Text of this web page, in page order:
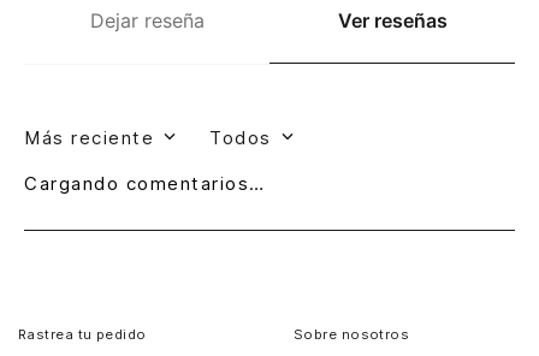
Dejar reseña Ver reseñas
Más reciente Todos
Cargando comentarios…
Rastrea tu pedido
Sobre nosotros